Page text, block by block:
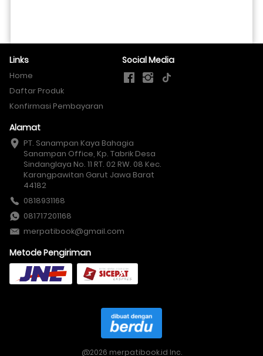
Links
Home
Daftar Produk
Konfirmasi Pembayaran
Social Media
Alamat
PT. Sanampan Kaya Bahagia
Sanampan Office, Kp. Tabrik Desa
Sindanglaya No. 11 RT. 02 RW. 08 Kec.
Karangpawitan Garut Jawa Barat
44182
0818931168
081717201168
merpatibook@gmail.com
Metode Pengiriman
@2026 merpatibook.id Inc.